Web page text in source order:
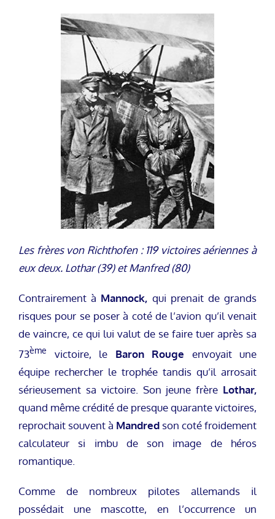
Les frères von Richthofen : 119 victoires aériennes à
eux deux. Lothar (39) et Manfred (80)
Contrairement à Mannock, qui prenait de grands
risques pour se poser à coté de l’avion qu’il venait
de vaincre, ce qui lui valut de se faire tuer après sa
73ème victoire, le Baron Rouge envoyait une
équipe rechercher le trophée tandis qu’il arrosait
sérieusement sa victoire. Son jeune frère Lothar,
quand même crédité de presque quarante victoires,
reprochait souvent à Mandred son coté froidement
calculateur si imbu de son image de héros
romantique.
Comme de nombreux pilotes allemands il
possédait une mascotte, en l’occurrence un